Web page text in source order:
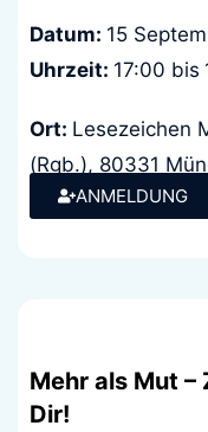
Datum: 15
Uhrzeit: 17:00 bis
Ort: Lesezeichen
(Rgb.), 80331
Kosten:keine
ANMELDUNG
Mehr als Mut
Dir!